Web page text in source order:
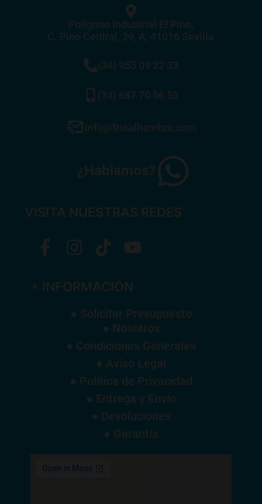
Poligono Industrial El Pino,
C. Pino Central, 29, A, 41016 Sevilla
(34) 955 09 22 33
(34) 687 70 56 53
info@frioalhambra.com
¿Hablamos?
VISITA NUESTRAS REDES
+ INFORMACIÓN
● Solicitar Presupuesto
● Nosotros
● Condiciones Generales
● Aviso Legal
● Política de Privacidad
● Entrega y Envío
● Devoluciones
● Garantía